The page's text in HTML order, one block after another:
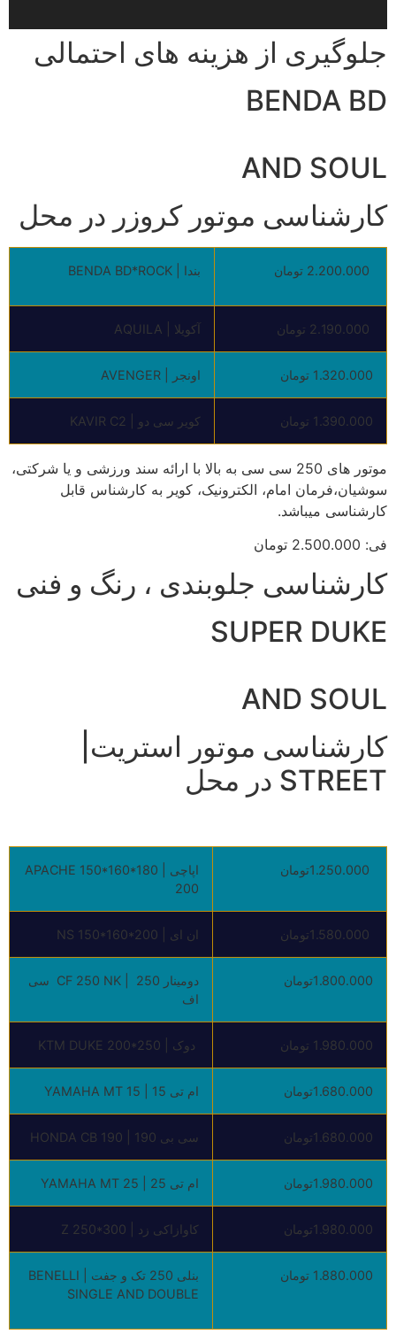
جلوگیری از هزینه های احتمالی
BENDA BD
AND SOUL
کارشناسی موتور کروزر در محل
بندا | BENDA BD*ROCK
آکویلا | AQUILA
1.320.000 تومان اونجر | AVENGER
1.390.000 تومان کویر سی دو | KAVIR C2
موتور های 250 سی سی به بالا با ارائه سند ورزشی و یا شرکتی،
سوشیان،فرمان امام، الکترونیک، کویر به کارشناس قابل
کارشناسی میباشد.
فی: 2.500.000 تومان
کارشناسی جلوبندی ، رنگ و فنی
SUPER DUKE
AND SOUL
کارشناسی موتور استریت|
STREET در محل
اپاچی | APACHE 150*160*180
200
ان ای | NS 150*160*200
1.800.000تومان
دومینار 250 | CF 250 NK سی
اف
1.980.000 تومان دوک | KTM DUKE 200*250
1.680.000تومان ام تی 15 | YAMAHA MT 15
1.680.000تومان سی بی 190 | HONDA CB 190
1.980.000تومان ام تی 25 | YAMAHA MT 25
1.980.000تومان کاوازاکی زد | Z 250*300
1.880.000 تومان
بنلی 250 تک و جفت | BENELLI
SINGLE AND DOUBLE